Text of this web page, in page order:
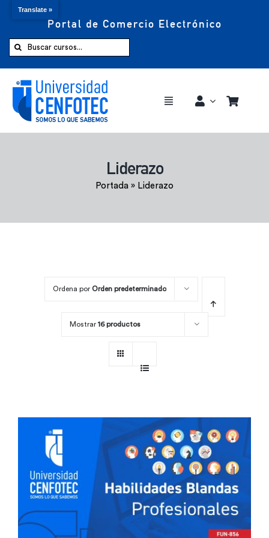
Portal de Comercio Electrónico
Buscar:
Toggle
Comprar ahora
Liderazo
Portada » Liderazo
Ordena por Orden predeterminado
Mostrar 16 productos
Translate »